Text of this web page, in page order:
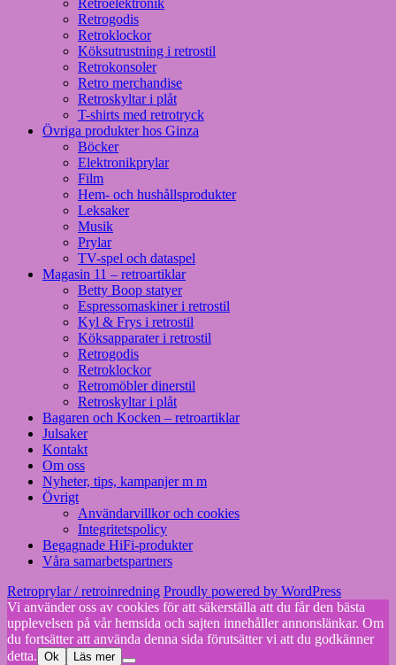
Retroelektronik
Retrogodis
Retroklockor
Köksutrustning i retrostil
Retrokonsoler
Retro merchandise
Retroskyltar i plåt
T-shirts med retrotryck
Övriga produkter hos Ginza
Böcker
Elektronikprylar
Film
Hem- och hushållsprodukter
Leksaker
Musik
Prylar
TV-spel och dataspel
Magasin 11 – retroartiklar
Betty Boop statyer
Espressomaskiner i retrostil
Kyl & Frys i retrostil
Köksapparater i retrostil
Retrogodis
Retroklockor
Retromöbler dinerstil
Retroskyltar i plåt
Bagaren och Kocken – retroartiklar
Julsaker
Kontakt
Om oss
Nyheter, tips, kampanjer m m
Övrigt
Användarvillkor och cookies
Integritetspolicy
Begagnade HiFi-produkter
Våra samarbetspartners
Retroprylar / retroinredning Proudly powered by WordPress
Vi använder oss av cookies för att säkerställa att du får den bästa
upplevelsen på vår hemsida och sajten innehåller annonslänkar. Om
du fortsätter att använda denna sida förutsätter vi att du godkänner
detta. Ok Läs mer